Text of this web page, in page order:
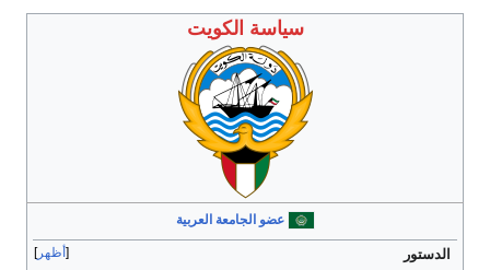
سياسة الكويت
عضو الجامعة العربية
أظهر الدستور